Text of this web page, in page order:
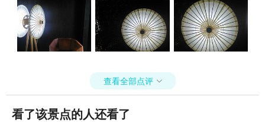
查看全部点评 
看了该景点的人还看了